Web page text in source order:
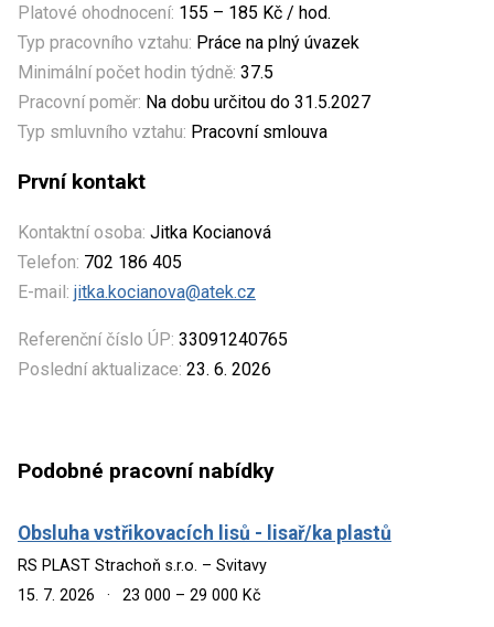
Platové ohodnocení: 155 – 185 Kč / hod.
Typ pracovního vztahu: Práce na plný úvazek
Minimální počet hodin týdně: 37.5
Pracovní poměr: Na dobu určitou do 31.5.2027
Typ smluvního vztahu: Pracovní smlouva
První kontakt
Kontaktní osoba: Jitka Kocianová
Telefon: 702 186 405
E-mail: jitka.kocianova@atek.cz
Referenční číslo ÚP: 33091240765
Poslední aktualizace: 23. 6. 2026
Podobné pracovní nabídky
Obsluha vstřikovacích lisů - lisař/ka plastů
RS PLAST Strachoň s.r.o. – Svitavy
15. 7. 2026
· 23 000 – 29 000 Kč